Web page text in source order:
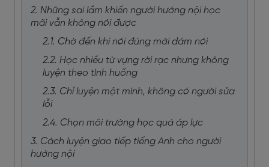
2. Những sai lầm khiến người hướng nội học
mãi vẫn không nói được
2.1. Chờ đến khi nói đúng mới dám nói
2.2. Học nhiều từ vựng rời rạc nhưng không
luyện theo tình huống
2.3. Chỉ luyện một mình, không có người sửa
lỗi
2.4. Chọn môi trường học quá áp lực
3. Cách luyện giao tiếp tiếng Anh cho người
hướng nội